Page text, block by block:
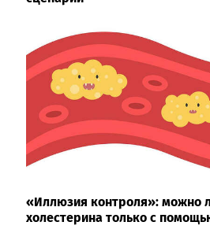
«Иллюзия контроля»: можно
холестерина только с